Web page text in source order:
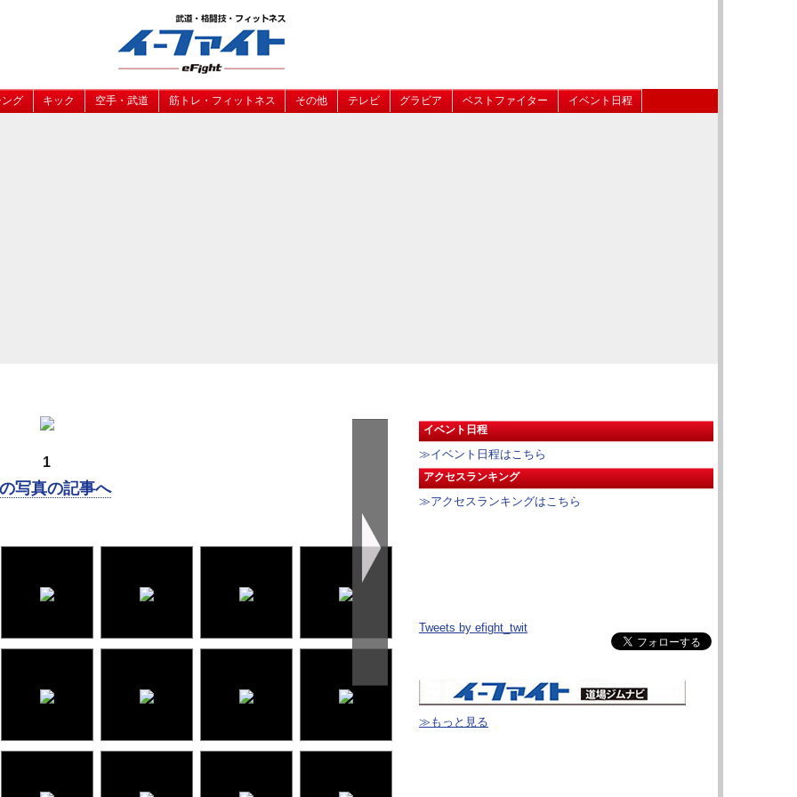
グ キック 空手・武道 筋トレ・フィットネス その他 テレビ グラビア ベストファイター イベント日程
1
写真の記事へ
イベント日程
≫イベント日程はこちら
アクセスランキング
≫アクセスランキングはこちら
Tweets by efight_twit
≫もっと見る